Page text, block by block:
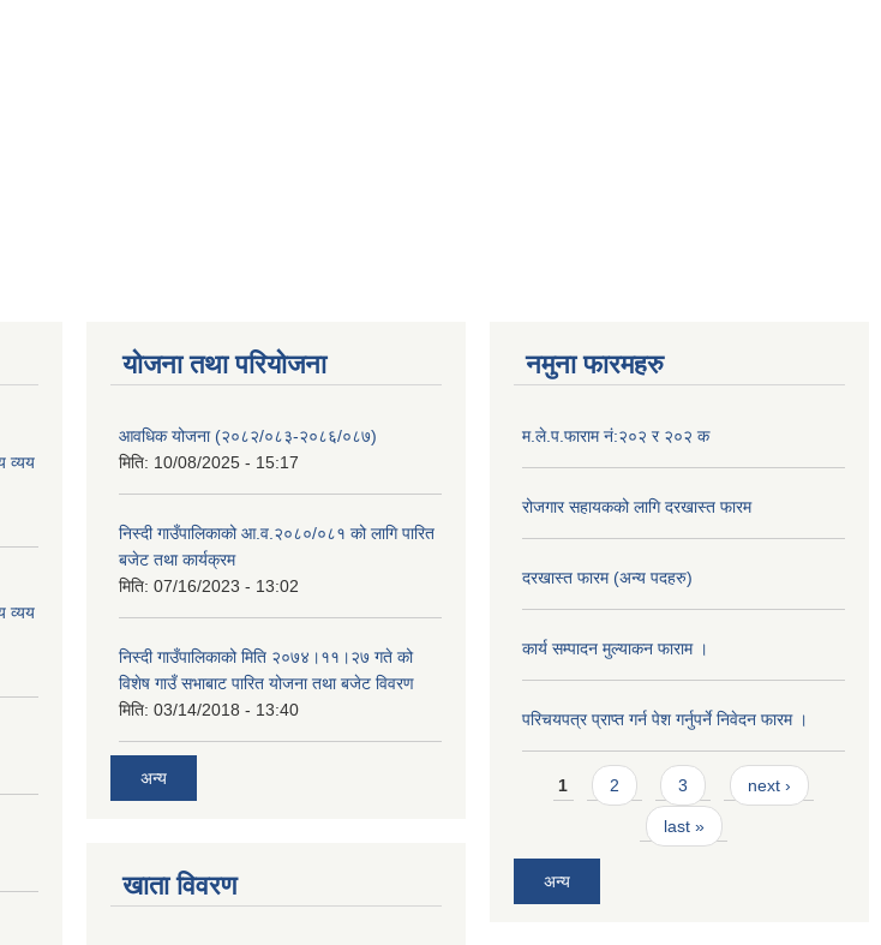
व्यय
व्यय
योजना तथा परियोजना
आवधिक योजना (२०८२/०८३-२०८६/०८७)
मिति: 10/08/2025 - 15:17
निस्दी गाउँपालिकाको आ.व.२०८०/०८१ को लागि पारित
बजेट तथा कार्यक्रम
मिति: 07/16/2023 - 13:02
निस्दी गाउँपालिकाको मिति २०७४।११।२७ गते को
विशेष गाउँ सभाबाट पारित योजना तथा बजेट विवरण
मिति: 03/14/2018 - 13:40
अन्य
खाता विवरण
नमुना फारमहरु
म.ले.प.फाराम नं:२०२ र २०२ क
रोजगार सहायकको लागि दरखास्त फारम
दरखास्त फारम (अन्य पदहरु)
कार्य सम्पादन मुल्याक‌न फाराम ।
परिचयपत्र प्राप्त गर्न पेश गर्नुपर्ने निवेदन फारम ।
Pages
1 2 3 next ›
last »
अन्य